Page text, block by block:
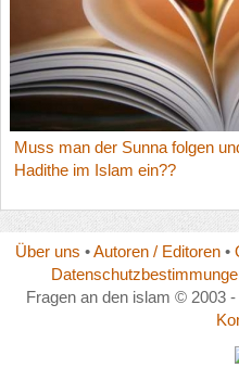
Muss man der Sunna folgen
Hadithe im Islam ein??
Über uns •Autoren / Editoren•
Fragen an den islam © 2003 -